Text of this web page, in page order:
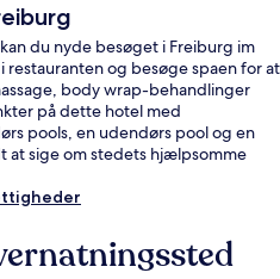
du nyde besøget i Freiburg im
restauranten og besøge spaen for at
body wrap-behandlinger
på dette hotel med
pools, en udendørs pool og en
at sige om stedets hjælpsomme